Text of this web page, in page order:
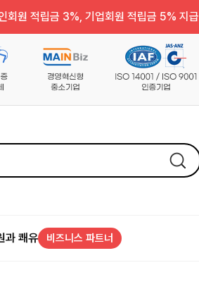
회원 적립금 3%, 기업회원 적립금 5% 지급
과 쾌유 비즈니스 파트너